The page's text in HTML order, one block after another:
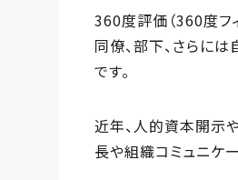
360度評価（360度フ
同僚、部下、さらに
です。
近年、人的資本開示
長や組織コミュニケ